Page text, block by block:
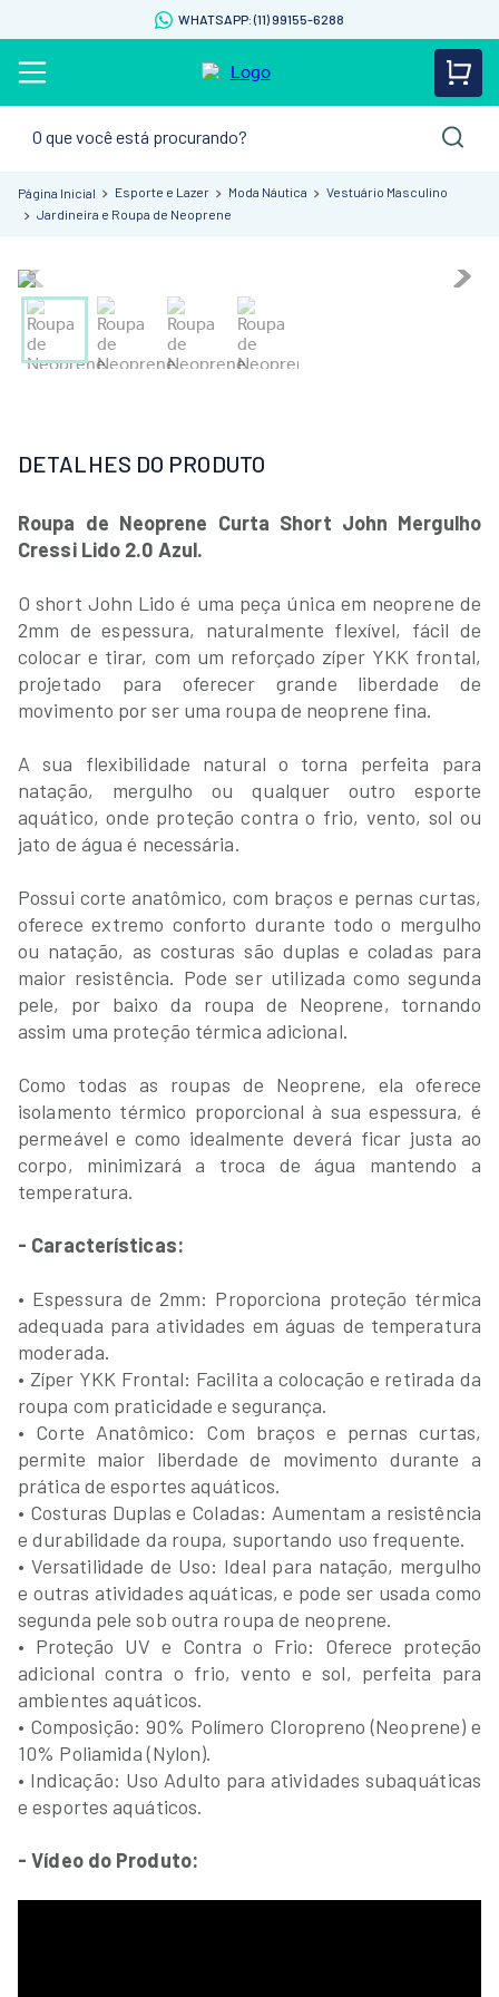
WHATSAPP: (11) 99155-6288
Esporte e Lazer Moda Náutica
Vestuário Masculino
Jardineira e Roupa de Neoprene
DETALHES DO PRODUTO
Roupa de Neoprene Curta Short John Mergulho
Cressi Lido 2.0 Azul.
O short John Lido é uma peça única em neoprene de
2mm de espessura, naturalmente flexível, fácil de
colocar e tirar, com um reforçado zíper YKK frontal,
projetado para oferecer grande liberdade de
movimento por ser uma roupa de neoprene fina.
A sua flexibilidade natural o torna perfeita para
natação, mergulho ou qualquer outro esporte
aquático, onde proteção contra o frio, vento, sol ou
jato de água é necessária.
Possui corte anatômico, com braços e pernas curtas,
oferece extremo conforto durante todo o mergulho
ou natação, as costuras são duplas e coladas para
maior resistência. Pode ser utilizada como segunda
pele, por baixo da roupa de Neoprene, tornando
assim uma proteção térmica adicional.
Como todas as roupas de Neoprene, ela oferece
isolamento térmico proporcional à sua espessura, é
permeável e como idealmente deverá ficar justa ao
corpo, minimizará a troca de água mantendo a
temperatura.
- Características:
• Espessura de 2mm: Proporciona proteção térmica
adequada para atividades em águas de temperatura
moderada.
• Zíper YKK Frontal: Facilita a colocação e retirada da
roupa com praticidade e segurança.
• Corte Anatômico: Com braços e pernas curtas,
permite maior liberdade de movimento durante a
prática de esportes aquáticos.
• Costuras Duplas e Coladas: Aumentam a resistência
e durabilidade da roupa, suportando uso frequente.
• Versatilidade de Uso: Ideal para natação, mergulho
e outras atividades aquáticas, e pode ser usada como
segunda pele sob outra roupa de neoprene.
• Proteção UV e Contra o Frio: Oferece proteção
adicional contra o frio, vento e sol, perfeita para
ambientes aquáticos.
• Composição: 90% Polímero Cloropreno (Neoprene) e
10% Poliamida (Nylon).
• Indicação: Uso Adulto para atividades subaquáticas
e esportes aquáticos.
- Vídeo do Produto: